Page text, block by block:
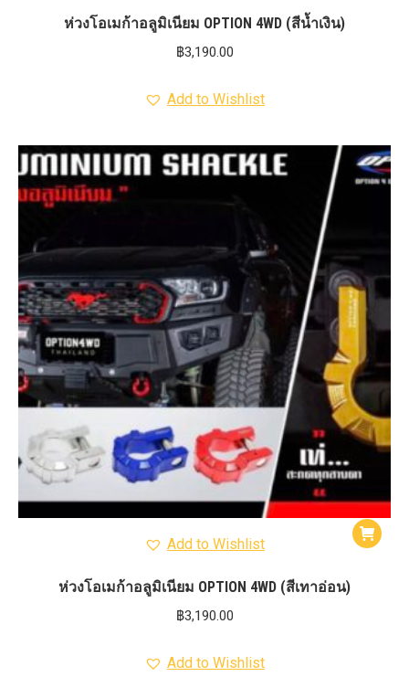
ห่วงโอเมก้าอลูมิเนียม OPTION 4WD (สีน้ำเงิน)
฿3,190.00
Add to Wishlist
Add to Wishlist
ห่วงโอเมก้าอลูมิเนียม OPTION 4WD (สีเทาอ่อน)
฿3,190.00
Add to Wishlist